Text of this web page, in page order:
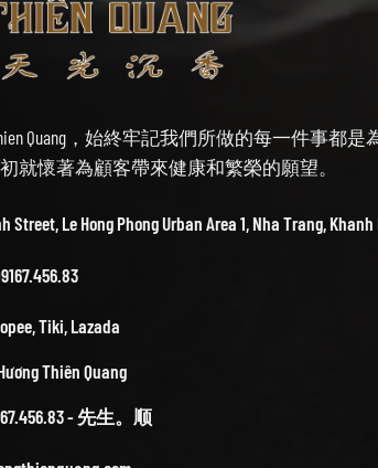
Quang，始終牢記我們所做的每一件事都是
初就懷著為顧客帶來健康和繁榮的願望。
Street, Le Hong Phong Urban Area 1, Nha Trang, Khanh
,Tiki, Lazada
Thiên Quang
- 先生。顺